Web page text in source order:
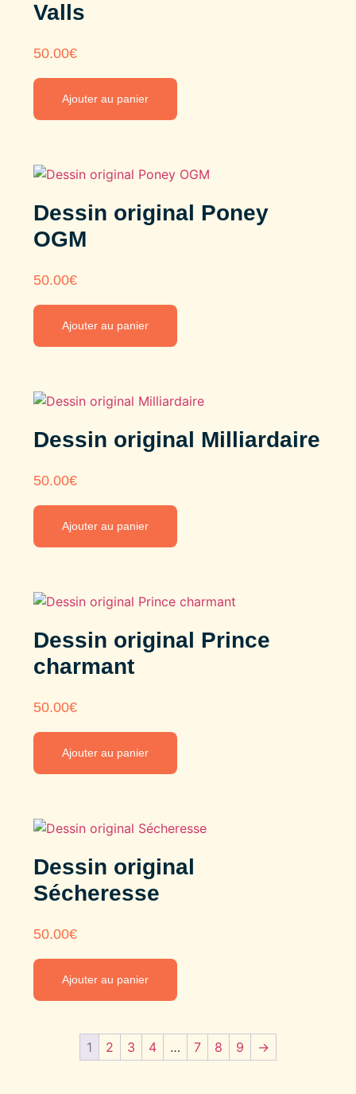
Valls
50.00€
Ajouter au panier
Dessin original Poney
OGM
50.00€
Ajouter au panier
Dessin original Milliardaire
50.00€
Ajouter au panier
Dessin original Prince
charmant
50.00€
Ajouter au panier
Dessin original
Sécheresse
50.00€
Ajouter au panier
1 2 3 4 … 7 8 9 →